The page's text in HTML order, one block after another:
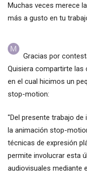
Muchas veces merece
más a gusto en tu
Gracias por
Quisiera compartirte las
en el cual hicimos un
stop-motion:
"Del presente trabajo
la animación stop-
técnicas de expresión
permite involucrar esta
audiovisuales mediante